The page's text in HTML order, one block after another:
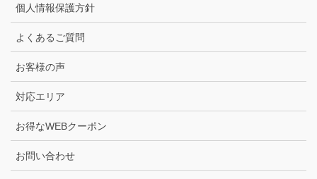
個人情報保護方針
よくあるご質問
お客様の声
対応エリア
お得なWEBクーポン
お問い合わせ